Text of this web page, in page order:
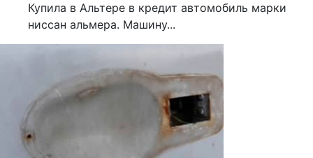
Купила в Альтере в кредит автомобиль марки
ниссан альмера. Машину...